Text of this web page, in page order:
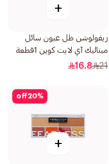
+
ريفولوشن ظل عيون سائل
ميتاليك آي لايت كوين 1قطعة
21
16.8
20%
off
+